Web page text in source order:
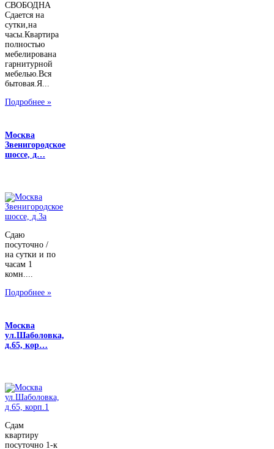
СВОБОДНА
Сдается на
сутки,на
часы.Квартира
полностью
мебелирована
гарнитурной
мебелью.Вся
бытовая.Я...
Подробнее »
Москва
Звенигородское
шоссе, д…
Сдаю
посуточно /
на сутки и по
часам 1
комн....
Подробнее »
Москва
ул.Шаболовка,
д.65, кор…
Сдам
квартиру
посуточно 1-к